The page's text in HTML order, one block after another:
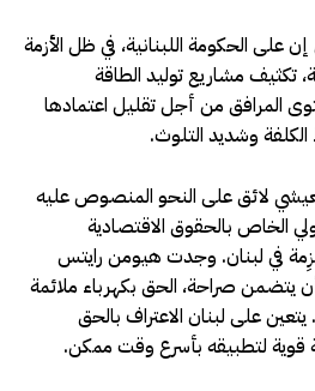
الحكومة اللبنانية، في ظل الأزمة
تكثيف مشاريع توليد الطاقة
المرافق من أجل تقليل اعتمادها
وشديد التلوث.
لائق على النحو المنصوص عليه
الخاص بالحقوق الاقتصادية
في لبنان. وجدت هيومن رايتس
صراحة، الحق بكهرباء ملائمة
على لبنان الاعتراف بالحق
قوية لتطبيقه بأسرع وقت ممكن.